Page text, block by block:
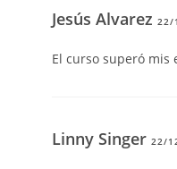
Jesús Alvarez22/
El curso superó mis
Linny Singer22/